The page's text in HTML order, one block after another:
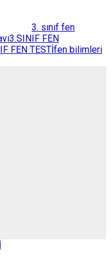
3. sınıf fen
3.SINIF FEN
FEN TESTİfen bilimleri